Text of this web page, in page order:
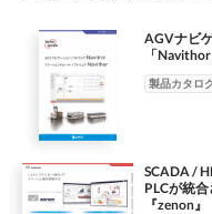
AGVナビ
「
製品カタロ
SCADA /
PLCが統
『zenon